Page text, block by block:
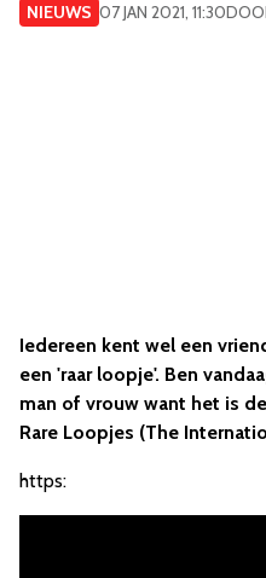
NIEUWS 07 JAN 2021, 11:30
Iedereen kent wel een
een 'raar loopje'. Ben
man of vrouw want het is
Rare Loopjes (The
https: